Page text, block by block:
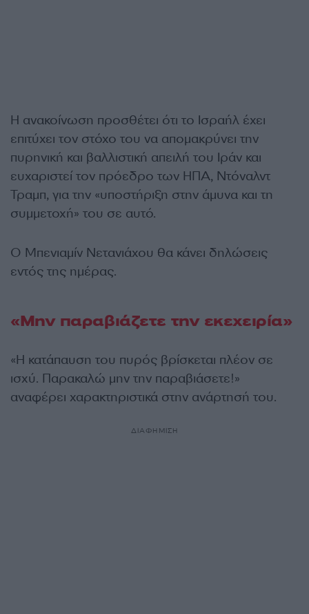
Η ανακοίνωση προσθέτει ότι το Ισραήλ έχει
επιτύχει τον στόχο του να απομακρύνει την
πυρηνική και βαλλιστική απειλή του Ιράν και
ευχαριστεί τον πρόεδρο των ΗΠΑ, Ντόναλντ
Τραμπ, για την «υποστήριξη στην άμυνα και τη
συμμετοχή» του σε αυτό.
Ο Μπενιαμίν Νετανιάχου θα κάνει δηλώσεις
εντός της ημέρας.
«Μην παραβιάζετε την εκεχειρία»
«Η κατάπαυση του πυρός βρίσκεται πλέον σε
ισχύ. Παρακαλώ μην την παραβιάσετε!»
αναφέρει χαρακτηριστικά στην ανάρτησή του.
ΔΙΑΦΗΜΙΣΗ